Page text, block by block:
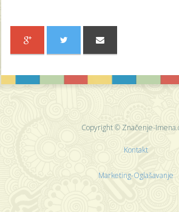
Copyright © Značenje-
Kontakt
Marketing-Oglašavanje